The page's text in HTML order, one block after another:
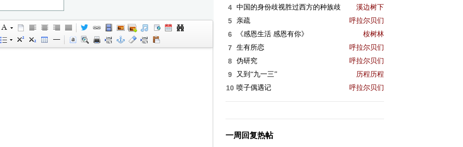
4 中国的身份歧视胜过西方的种族歧 溪边树下
5 亲疏 呼拉尔贝们
6 《感恩生活 感恩有你》 桉树林
7 生有所恋 呼拉尔贝们
8 伪研究 呼拉尔贝们
9 又到“九一三” 历程历程
10 喷子偶遇记 呼拉尔贝们
一周回复热帖